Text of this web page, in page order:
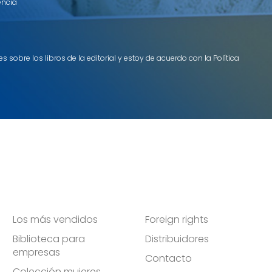
sobre los libros de la editorial y estoy de acuerdo con la Política
Los más vendidos
Biblioteca para
empresas
Foreign rights
Distribuidores
Contacto